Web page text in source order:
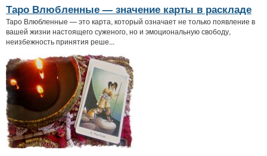
Таро Влюбленные — значение карты в раскладе
Таро Влюбленные — это карта, который означает не только появление в
вашей жизни настоящего суженого, но и эмоциональную свободу,
неизбежность принятия реше...